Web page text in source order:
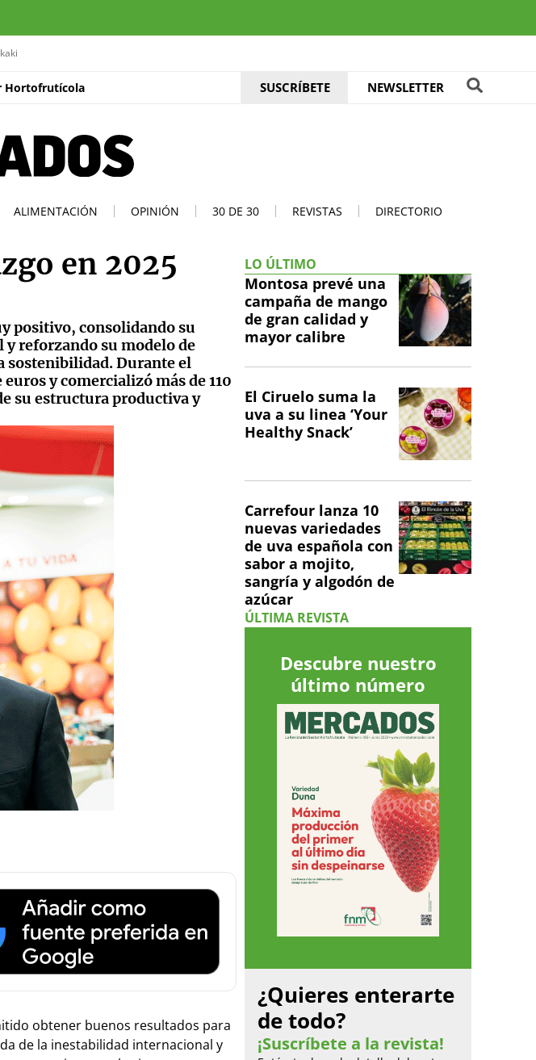
kaki
Hortofrutícola SUSCRÍBETE NEWSLETTER
ALIMENTACIÓN OPINIÓN 30 DE 30 REVISTAS DIRECTORIO
en 2025
positivo, consolidando su
reforzando su modelo de
sostenibilidad. Durante el
y comercializó más de 110
su estructura productiva y
obtener buenos resultados para
de la inestabilidad internacional y
LO ÚLTIMO
Montosa prevé una
campaña de mango
de gran calidad y
mayor calibre
El Ciruelo suma la
uva a su linea ‘Your
Healthy Snack’
Carrefour lanza 10
nuevas variedades
de uva española con
sabor a mojito,
sangría y algodón de
azúcar
ÚLTIMA REVISTA
Descubre nuestro
último número
¿Quieres enterarte
de todo?
¡Suscríbete a la revista!